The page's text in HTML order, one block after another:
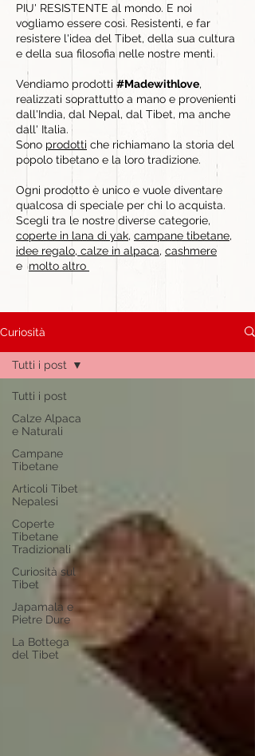
PIU' RESISTENTE al mondo. E noi
vogliamo essere così. Resistenti, e far
resistere l'idea del Tibet, della sua cultura
e della sua filosofia nelle nostre menti.
Vendiamo prodotti #Madewithlove,
realizzati soprattutto a mano e provenienti
dall'India, dal Nepal, dal Tibet, ma anche
dall' Italia.
Sono prodotti che richiamano la storia del
popolo tibetano e la loro tradizione.
Ogni prodotto è unico e vuole diventare
qualcosa di speciale per chi lo acquista.
Scegli tra le nostre diverse categorie,
coperte in lana di yak, campane tibetane,
idee regalo, calze in alpaca, cashmere
emolto altro
Curiosità
Tutti i post
Calze Alpaca
e Naturali
Campane
Tibetane
Articoli Tibet
Nepalesi
Coperte
Tibetane
Tradizionali
Curiosità sul
Tibet
Japamala e
Pietre Dure
La Bottega
del Tibet
Tutti i post